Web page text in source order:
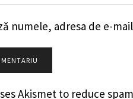
numele, adresa de e-
Akismet to reduce